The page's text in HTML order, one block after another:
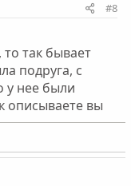
#8
так бывает
подруга, с
у нее были
описываете вы